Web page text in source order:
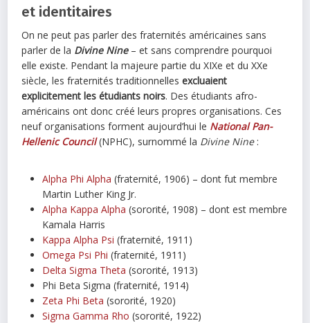
et identitaires
On ne peut pas parler des fraternités américaines sans
parler de la Divine Nine– et sans comprendre pourquoi
elle existe. Pendant la majeure partie du XIXe et du XXe
siècle, les fraternités traditionnellesexcluaient
explicitement les étudiants noirs. Des étudiants afro-
américains ont donc créé leurs propres organisations. Ces
neuf organisations forment aujourd’hui le National Pan-
Hellenic Council(NPHC), surnommé la Divine Nine:
Alpha Phi Alpha (fraternité, 1906) – dont fut membre
Martin Luther King Jr.
Alpha Kappa Alpha (sororité, 1908) – dont est membre
Kamala Harris
Kappa Alpha Psi (fraternité, 1911)
Omega Psi Phi (fraternité, 1911)
Delta Sigma Theta (sororité, 1913)
Phi Beta Sigma (fraternité, 1914)
Zeta Phi Beta (sororité, 1920)
Sigma Gamma Rho (sororité, 1922)